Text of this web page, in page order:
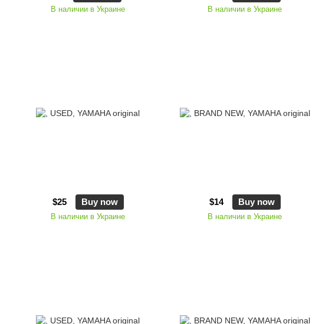
В наличии в Украине В наличии в Украине
$25 Buy now
В наличии в Украине
$14 Buy now
В наличии в Украине